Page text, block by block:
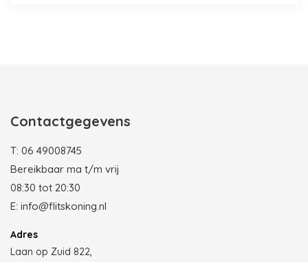
Contactgegevens
T: 06 49008745
Bereikbaar ma t/m vrij
08:30 tot 20:30
E: info@flitskoning.nl
Adres
Laan op Zuid 822,